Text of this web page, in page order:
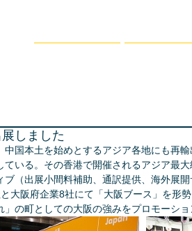
しました
国本土を始めとするアジア各地にも再
ている。その香港で開催されるアジア最
（出展小間料補助、通訳提供、海外展
大阪府企業8社にて「大阪ブース」を形
の町としての大阪の強みをプロモーショ